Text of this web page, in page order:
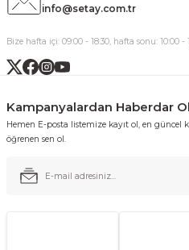
info@setay.com.tr
Bize hafta içi: 09:00 - 18:30, hafta sonu: 10:00
Kampanyalardan Haberdar
Hemen E-posta listemize kayıt ol, en
öğrenen sen ol.